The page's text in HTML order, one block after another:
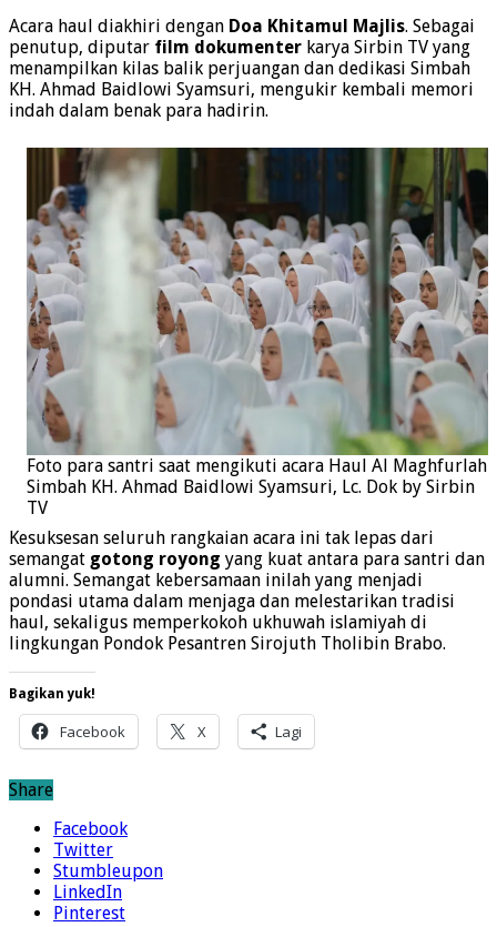
Acara haul diakhiri dengan Doa Khitamul Majlis. Sebagai
penutup, diputar film dokumenter karya Sirbin TV yang
menampilkan kilas balik perjuangan dan dedikasi Simbah
KH. Ahmad Baidlowi Syamsuri, mengukir kembali memori
indah dalam benak para hadirin.
Foto para santri saat mengikuti acara Haul Al Maghfurlah
Simbah KH. Ahmad Baidlowi Syamsuri, Lc. Dok by Sirbin
TV
Kesuksesan seluruh rangkaian acara ini tak lepas dari
semangat gotong royong yang kuat antara para santri dan
alumni. Semangat kebersamaan inilah yang menjadi
pondasi utama dalam menjaga dan melestarikan tradisi
haul, sekaligus memperkokoh ukhuwah islamiyah di
lingkungan Pondok Pesantren Sirojuth Tholibin Brabo.
Bagikan yuk!
Facebook X Lagi
Share
Facebook
Twitter
Stumbleupon
LinkedIn
Pinterest